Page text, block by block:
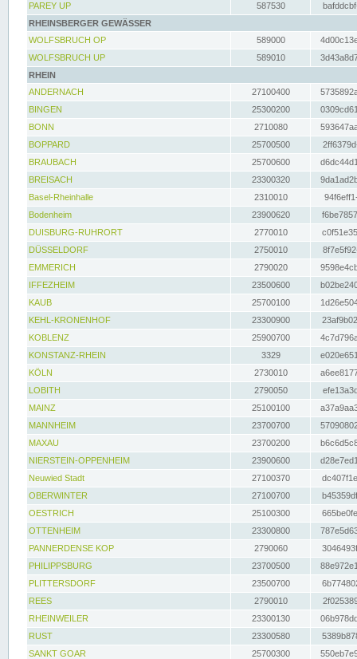
PAREY UP
587530
RHEINSBERGER GEWÄSSER
WOLFSBRUCH OP
589000
WOLFSBRUCH UP
589010
RHEIN
ANDERNACH
27100400
BINGEN
25300200
BONN
2710080
BOPPARD
25700500
BRAUBACH
25700600
BREISACH
23300320
Basel-Rheinhalle
2310010
Bodenheim
23900620
DUISBURG-RUHRORT
2770010
DÜSSELDORF
2750010
EMMERICH
2790020
IFFEZHEIM
23500600
KAUB
25700100
KEHL-KRONENHOF
23300900
KOBLENZ
25900700
KONSTANZ-RHEIN
3329
KÖLN
2730010
LOBITH
2790050
MAINZ
25100100
MANNHEIM
23700700
MAXAU
23700200
NIERSTEIN-OPPENHEIM
23900600
Neuwied Stadt
27100370
OBERWINTER
27100700
OESTRICH
25100300
OTTENHEIM
23300800
PANNERDENSE KOP
2790060
PHILIPPSBURG
23700500
PLITTERSDORF
23500700
REES
2790010
RHEINWEILER
23300130
RUST
23300580
SANKT GOAR
25700300